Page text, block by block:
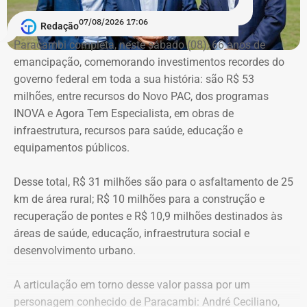
espécie saltou de R$ 50 mil para R$ 840 mil, aumento de
R$ 790 mil, ou 1.580%.
A relação de bens foi informada pelo próprio candidato à
Justiça Eleitoral durante o registro da candidatura. As
declarações são públicas e podem ser consultadas por
qualquer eleitor no sistema DivulgaCand, do Tribunal
Superior Eleitoral (TSE).
Redação07/08/2026 17:06
Paracambi completa, neste sábado (08), 66 anos de
emancipação, comemorando investimentos recordes do
governo federal em toda a sua história: são R$ 53
milhões, entre recursos do Novo PAC, dos programas
INOVA e Agora Tem Especialista, em obras de
infraestrutura, recursos para saúde, educação e
equipamentos públicos.
Desse total, R$ 31 milhões são para o asfaltamento de 25
km de área rural; R$ 10 milhões para a construção e
recuperação de pontes e R$ 10,9 milhões destinados às
áreas de saúde, educação, infraestrutura social e
desenvolvimento urbano.
A articulação em torno desse valor passa por um
personagem conhecido de Paracambi: André Ceciliano,